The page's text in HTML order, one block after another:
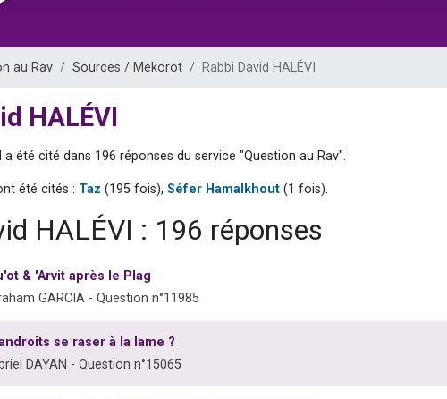
au Rav Sources / Mekorot Rabbi David HALÉVI
HALÉVI
a été cité dans 196 réponses du service "Question au Rav".
été cités : Taz (195 fois), Séfer Hamalkhout (1 fois).
HALÉVI : 196 réponses
& 'Arvit après le Plag
GARCIA - Question n°11985
se raser à la lame ?
DAYAN - Question n°15065